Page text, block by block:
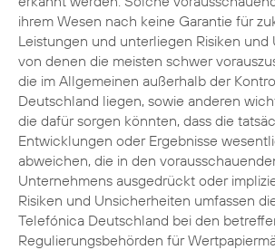
ihrem Wesen nach keine Garantie für
Leistungen und unterliegen Risiken und
von denen die meisten schwer
die im Allgemeinen außerhalb der
Deutschland liegen, sowie anderen
die dafür sorgen könnten, dass die
Entwicklungen oder Ergebnisse
abweichen, die in den
Unternehmens ausgedrückt oder
Risiken und Unsicherheiten umfassen
Telefónica Deutschland bei den
Regulierungsbehörden für